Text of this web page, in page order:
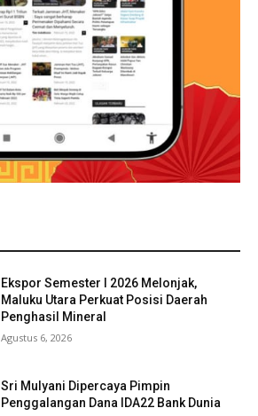
Ekspor Semester I 2026 Melonjak,
Maluku Utara Perkuat Posisi Daerah
Penghasil Mineral
Agustus 6, 2026
Sri Mulyani Dipercaya Pimpin
Penggalangan Dana IDA22 Bank Dunia